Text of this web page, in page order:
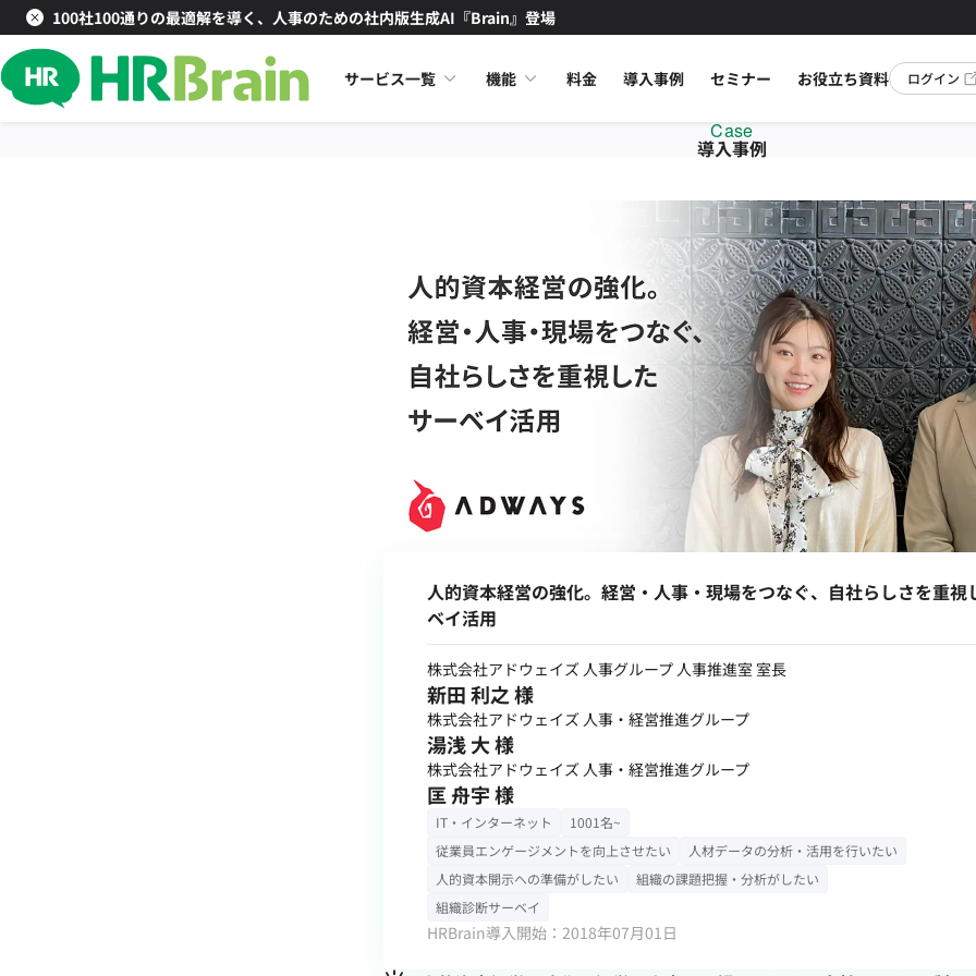
100社100通りの最適解を導く、人事のための社内版生成AI『Brain』登場
サービス一覧 機能 料金 導入事例 セミナー お役立ち資料 ログイン
Case
導入事例
人的資本経営の強化。経営・人事・現場をつなぐ、自社らしさを重視
ベイ活用
株式会社アドウェイズ 人事グループ 人事推進室 室長
新田 利之 様
株式会社アドウェイズ 人事・経営推進グループ
湯浅 大 様
株式会社アドウェイズ 人事・経営推進グループ
匡 舟宇 様
IT・インターネット
1001名~
従業員エンゲージメントを向上させたい
人材データの分析・活用を行いたい
人的資本開示への準備がしたい
組織の課題把握・分析がしたい
組織診断サーベイ
HRBrain導入開始：2018年07月01日